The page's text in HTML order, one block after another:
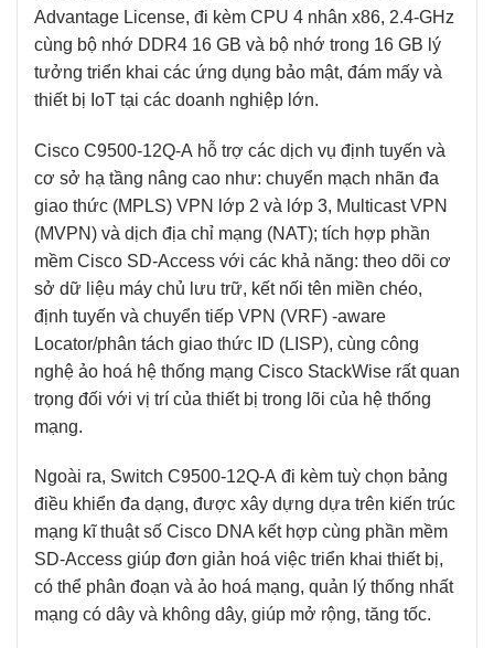
Advantage License, đi kèm CPU 4 nhân x86, 2.4-GHz
cùng bộ nhớ DDR4 16 GB và bộ nhớ trong 16 GB lý
tưởng triển khai các ứng dụng bảo mật, đám mấy và
thiết bị IoT tại các doanh nghiệp lớn.
Cisco C9500-12Q-A hỗ trợ các dịch vụ định tuyến và
cơ sở hạ tầng nâng cao như: chuyển mạch nhãn đa
giao thức (MPLS) VPN lớp 2 và lớp 3, Multicast VPN
(MVPN) và dịch địa chỉ mạng (NAT); tích hợp phần
mềm Cisco SD-Access với các khả năng: theo dõi cơ
sở dữ liệu máy chủ lưu trữ, kết nối tên miền chéo,
định tuyến và chuyển tiếp VPN (VRF) -aware
Locator/phân tách giao thức ID (LISP), cùng công
nghệ ảo hoá hệ thống mạng Cisco StackWise rất quan
trọng đối với vị trí của thiết bị trong lõi của hệ thống
mạng.
Ngoài ra, Switch C9500-12Q-A đi kèm tuỳ chọn bảng
điều khiển đa dạng, được xây dựng dựa trên kiến trúc
mạng kĩ thuật số Cisco DNA kết hợp cùng phần mềm
SD-Access giúp đơn giản hoá việc triển khai thiết bị,
có thể phân đoạn và ảo hoá mạng, quản lý thống nhất
mạng có dây và không dây, giúp mở rộng, tăng tốc.